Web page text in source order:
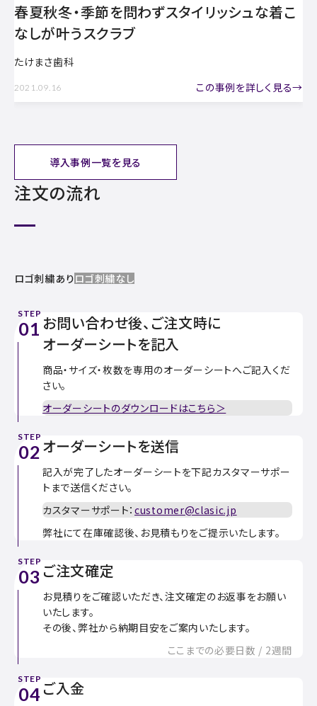
清潔感のある身だしなみと、チームの一体感
が叶いました
東京医科大学病院 耳鼻咽喉科・頭頸部外科
2022.03.25 この事例を詳しく見る→
導入事例一覧を見る
注文の流れ
ロゴ刺繍ありロゴ刺繍なし
STEP
01 お問い合わせ後、ご注文時に
オーダーシートを記入
商品・サイズ・枚数を専用のオーダーシートへご記入くだ
さい。
オーダーシートのダウンロードはこちら＞
STEP
02オーダーシートを送信
記入が完了したオーダーシートを下記カスタマーサポー
トまで送信ください。
カスタマーサポート： customer@clasic.jp
弊社にて在庫確認後、お見積もりをご提示いたします。
STEP
03 ご注文確定
お見積りをご確認いただき、注文確定のお返事をお願い
いたします。
その後、弊社から納期目安をご案内いたします。
ここまでの必要日数 / 2週間
STEP
04 ご入金